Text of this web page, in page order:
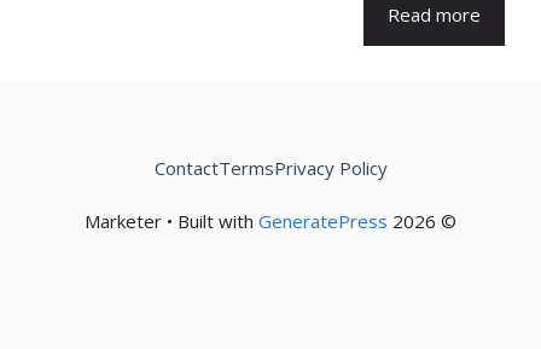
Read more
© 2026 Marketer • Built with
GeneratePress
Privacy Policy
Terms
Contact